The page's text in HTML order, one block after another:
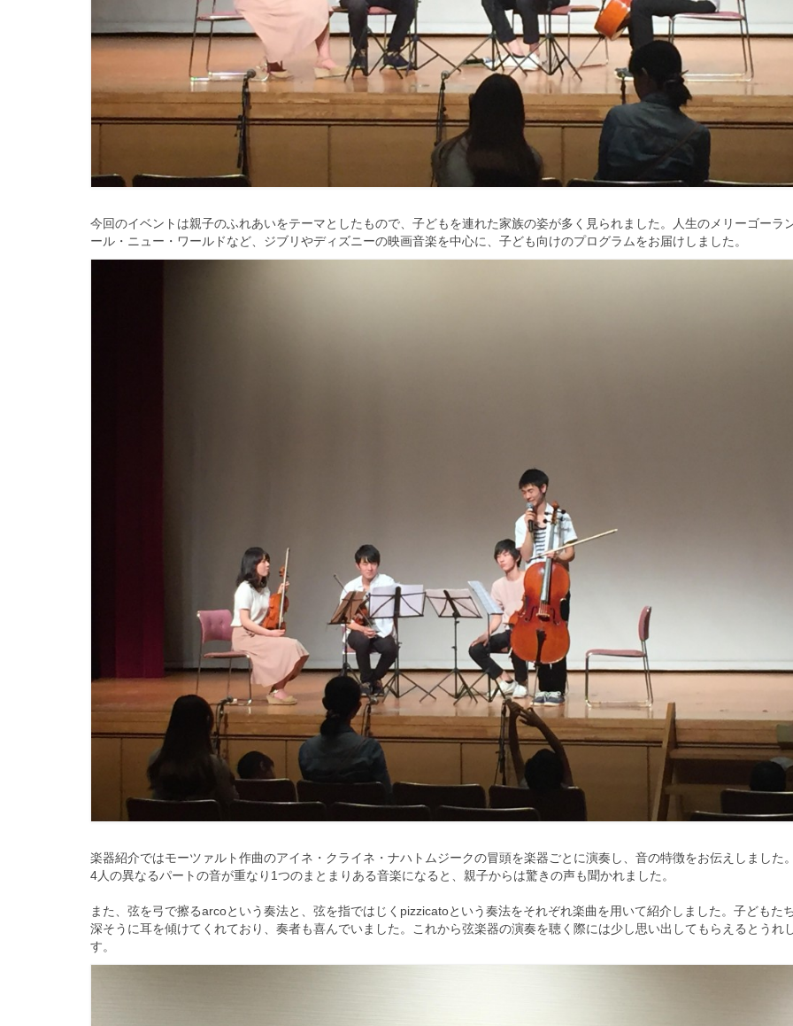
今回のイベントは親子のふれあいをテーマとしたもので、 子どもを連れた家族の姿が多く見られました。
人生のメリーゴーラ
ール・ニュー・ワールドなど、 ジブリやディズニーの映画音楽を中心に、 子ども向けのプログラムをお届けしました。
楽器紹介ではモーツァルト作曲のアイネ・クライネ・ ナハトムジークの冒頭を楽器ごとに演奏し、 音の特徴をお伝えしました
4人の異なるパートの音が重なり1つのまとまりある音楽になると、親子からは驚きの声も聞かれました。
また、弦を弓で擦るarcoという奏法と、 弦を指ではじくpizzicatoという奏法をそれぞれ楽曲を用いて紹介しました。 子どもた
深そうに耳を傾けてくれており、 奏者も喜んでいました。 これから弦楽器の演奏を聴く際には少し思い出してもらえるとうれ
す。